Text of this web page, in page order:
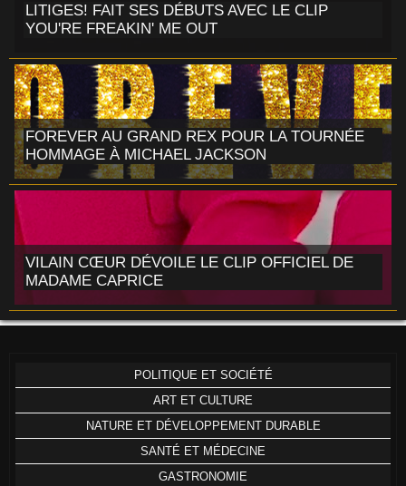
LITIGES! FAIT SES DÉBUTS AVEC LE CLIP
YOU'RE FREAKIN' ME OUT
FOREVER AU GRAND REX POUR LA TOURNÉE
HOMMAGE À MICHAEL JACKSON
VILAIN CŒUR DÉVOILE LE CLIP OFFICIEL DE
MADAME CAPRICE
POLITIQUE ET SOCIÉTÉ
ART ET CULTURE
NATURE ET DÉVELOPPEMENT DURABLE
SANTÉ ET MÉDECINE
GASTRONOMIE